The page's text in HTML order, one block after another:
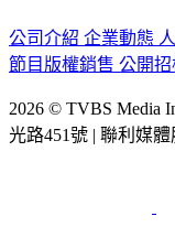
公司介紹 企業動態
節目版權銷售 公開招
2026 © TVBS Media
光路451號 | 聯利媒